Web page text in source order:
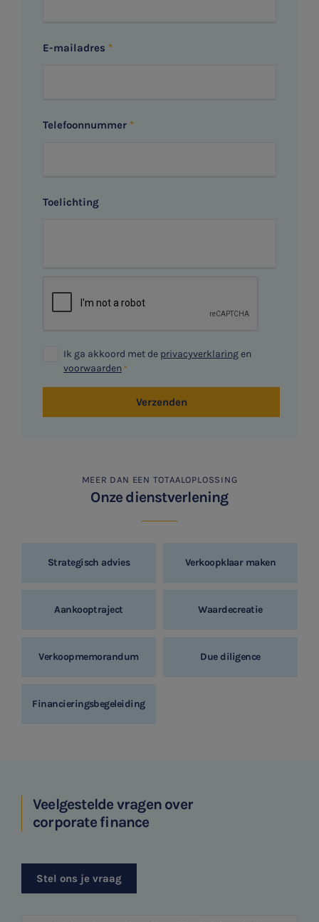
E-mailadres
Telefoonnummer
Toelichting
Ik ga akkoord met de privacyverklaringen
voorwaarden
Verzenden
MEER DAN EEN TOTAALOPLOSSING
Onze dienstverlening
Strategisch advies Verkoopklaar maken
Aankooptraject Waardecreatie
Verkoopmemorandum Due diligence
Financieringsbegeleiding
Veelgestelde vragen over
corporate finance
Stel ons je vraag